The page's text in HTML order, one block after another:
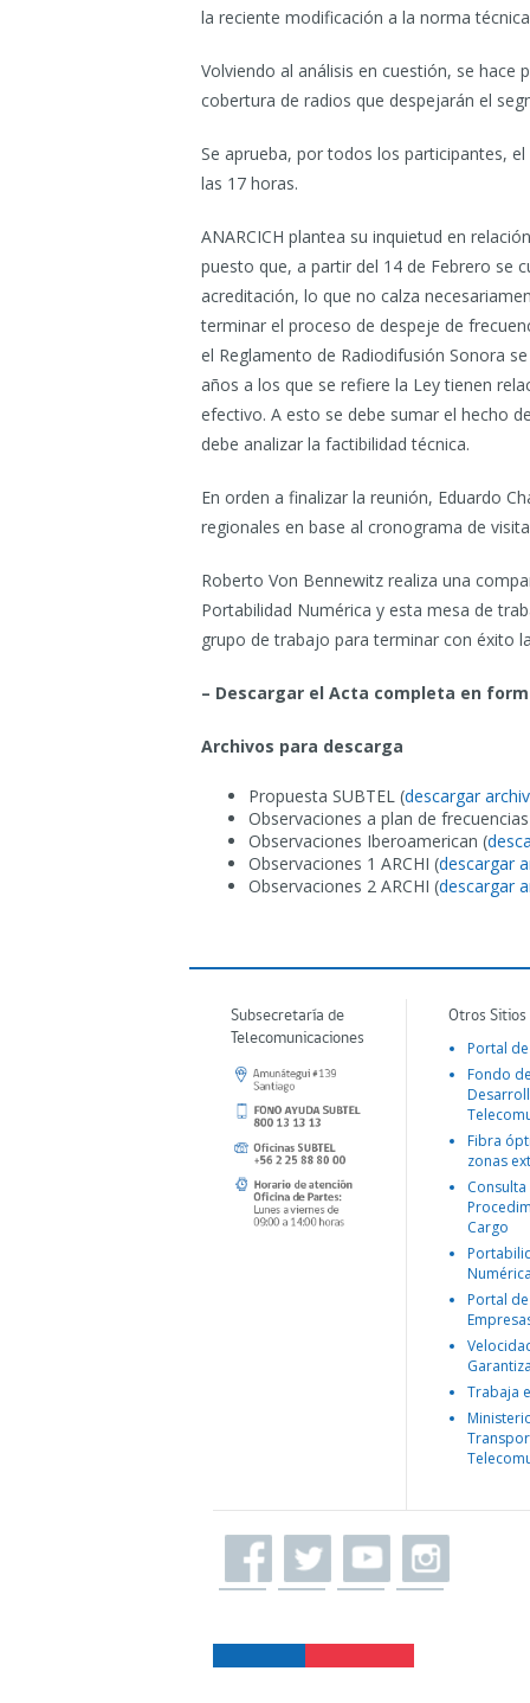
la reciente modificación a la norma
Volviendo al análisis en cuestión, se hace
cobertura de radios que despejarán el
Se aprueba, por todos los participantes,
las 17 horas.
ANARCICH plantea su inquietud en
puesto que, a partir del 14 de Febrero se
acreditación, lo que no calza
terminar el proceso de despeje de
el Reglamento de Radiodifusión Sonora
años a los que se refiere la Ley tienen
efectivo. A esto se debe sumar el hecho
debe analizar la factibilidad técnica.
En orden a finalizar la reunión, Eduardo
regionales en base al cronograma de
Roberto Von Bennewitz realiza una
Portabilidad Numérica y esta mesa de
grupo de trabajo para terminar con éxito
– Descargar el Acta completa en
Archivos para descarga
Propuesta SUBTEL (descargar
Observaciones a plan de
Observaciones Iberoamerican (
Observaciones 1 ARCHI (descargar
Observaciones 2 ARCHI (descargar
Subsecretaría de
Telecomunicaciones
Otros
Portal
Fondo
Fibra
zonas
Consulta
Cargo
Portal
Trabaja